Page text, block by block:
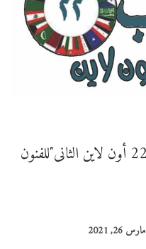
عشرون فنانًا فى معرض “عرب 22 أون لاين الثانى″للفنون
مارس 26, 2021